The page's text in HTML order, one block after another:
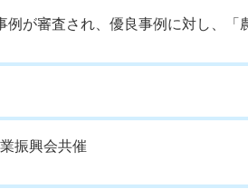
が審査され、優良事例に対し、「
振興会共催